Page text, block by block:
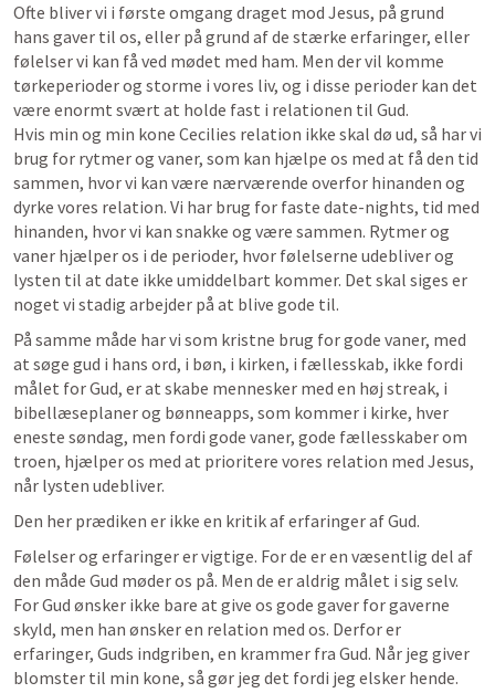
Ofte bliver vi i første omgang draget mod Jesus, på grund
hans gaver til os, eller på grund af de stærke erfaringer, eller
følelser vi kan få ved mødet med ham. Men der vil komme
tørkeperioder og storme i vores liv, og i disse perioder kan det
være enormt svært at holde fast i relationen til Gud.
Hvis min og min kone Cecilies relation ikke skal dø ud, så har vi
brug for rytmer og vaner, som kan hjælpe os med at få den tid
sammen, hvor vi kan være nærværende overfor hinanden og
dyrke vores relation. Vi har brug for faste date-nights, tid med
hinanden, hvor vi kan snakke og være sammen. Rytmer og
vaner hjælper os i de perioder, hvor følelserne udebliver og
lysten til at date ikke umiddelbart kommer. Det skal siges er
noget vi stadig arbejder på at blive gode til.
På samme måde har vi som kristne brug for gode vaner, med
at søge gud i hans ord, i bøn, i kirken, i fællesskab, ikke fordi
målet for Gud, er at skabe mennesker med en høj streak, i
bibellæseplaner og bønneapps, som kommer i kirke, hver
eneste søndag, men fordi gode vaner, gode fællesskaber om
troen, hjælper os med at prioritere vores relation med Jesus,
når lysten udebliver.
Den her prædiken er ikke en kritik af erfaringer af Gud.
Følelser og erfaringer er vigtige. For de er en væsentlig del af
den måde Gud møder os på. Men de er aldrig målet i sig selv.
For Gud ønsker ikke bare at give os gode gaver for gaverne
skyld, men han ønsker en relation med os. Derfor er
erfaringer, Guds indgriben, en krammer fra Gud. Når jeg giver
blomster til min kone, så gør jeg det fordi jeg elsker hende.